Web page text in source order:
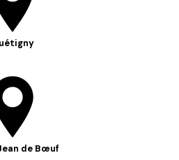
de Bœuf